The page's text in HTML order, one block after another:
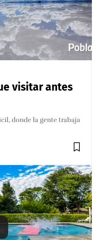
visitar antes
donde la gente trabaja